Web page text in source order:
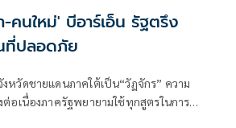
-คนใหม่' บีอาร์เอ็น รัฐตรึง
ที่ปลอดภัย
หวัดชายแดนภาคใต้เป็น“วัฏจักร” ความ
ต่อเนื่องภาครัฐพยายามใช้ทุกสูตรในการ